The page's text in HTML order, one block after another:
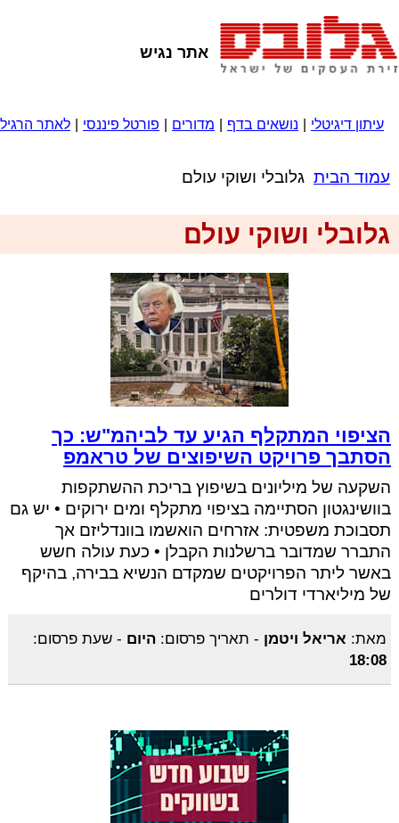
אתר נגיש
לאתר הרגיל פורטל פיננסי מדורים נושאים בדף עיתון דיגיטלי
עמוד הבית גלובלי ושוקי עולם
גלובלי ושוקי עולם
הציפוי המתקלף הגיע עד לביהמ"ש: כך
הסתבך פרויקט השיפוצים של טראמפ
השקעה של מיליונים בשיפוץ בריכת ההשתקפות
בוושינגטון הסתיימה בציפוי מתקלף ומים ירוקים • יש גם
תסבוכת משפטית: אזרחים הואשמו בוונדליזם אך
התברר שמדובר ברשלנות הקבלן • כעת עולה חשש
באשר ליתר הפרויקטים שמקדם הנשיא בבירה, בהיקף
של מיליארדי דולרים
מאת: אריאל ויטמן - תאריך פרסום: היום - שעת פרסום:
18:08